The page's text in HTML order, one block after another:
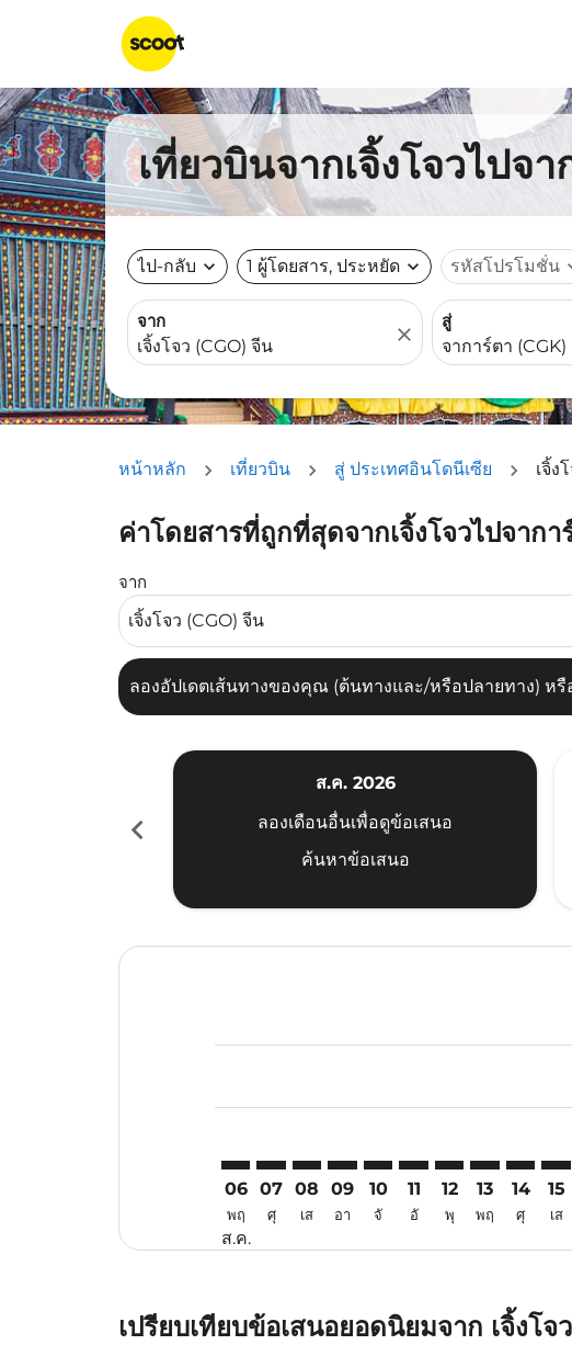
เที่ยวบินจากเจิ้งโจวไปจ
ไป-กลับ expand_more 1 ผู้โดยสาร, ประหยัด expand_more รหัสโปรโมชั่น
จาก
close
สู่
หน้าหลัก เที่ยวบิน สู่ ประเทศอินโดนีเซีย เจิ้ง
ค่าโดยสารที่ถูกที่สุดจากเจิ้งโจวไปจากา
จาก
ลองอัปเดตเส้นทางของคุณ (ต้นทางและ/หรือปลายทาง) ห
ลองอัปเดตเส้นทางของคุณ (ต้นทางและ/หรือปลายทาง) หรือ
chevron_left
ส.ค. 2026
ลองเดือนอื่นเพื่อดูข้อเสนอ
ค้นหาข้อเสนอ
06
พฤ
ส.ค.
07
ศุ
08
เส
09
อา
10
จั
11
อั
12
พุ
13
พฤ
14
ศุ
15
เส
เปรียบเทียบข้อเสนอยอดนิยมจาก เจิ้งโจ